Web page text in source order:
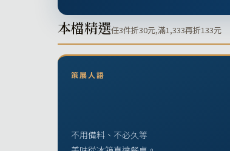
本檔精選任3件折30元,滿1,333再折133元
策展人語
不用備料、不必久等